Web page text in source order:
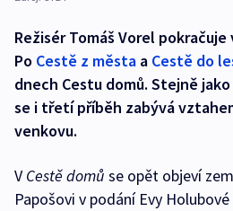
Režisér Tomáš Vorel pokračuje
Po Cestě z města a Cestě do
dnech Cestu domů. Stejně
se i třetí příběh zabývá
venkovu.
VCestě domů se opět objeví
Papošovi v podání Evy